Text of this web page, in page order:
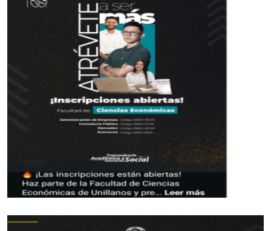
En consecuencia desde ya anuncia que esta
semana podría a ver elección del nuevo órgano de
administración, estaría regresando Héctor
Roncancio, quien ya fue presidente de organismo
En la junta directiva, se anuncia la incorporación
de Ómar Cárdenas, quien podría ser el nuevo
representante legal el deporte del turmequé.
Estos nombres cuentan con el respaldo de tres
clubes.
El que no tiene respaldo, de elegirse este nuevo
órgano de administración, es José Vicente Reyes
“El Zurdo”, quien actualmente es el administrador